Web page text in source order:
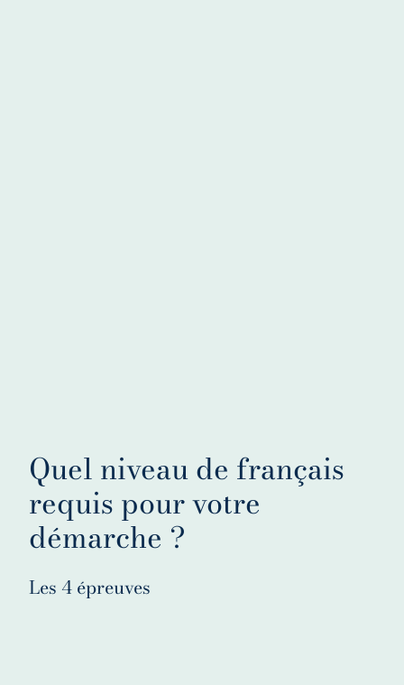
Quel niveau de français
requis pour votre
démarche ?
Les 4 épreuves